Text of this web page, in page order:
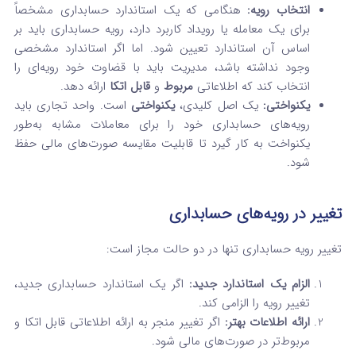
انتخاب رویه: هنگامی که یک استاندارد حسابداری مشخصاً
برای یک معامله یا رویداد کاربرد دارد، رویه حسابداری باید بر
اساس آن استاندارد تعیین شود. اما اگر استاندارد مشخصی
وجود نداشته باشد، مدیریت باید با قضاوت خود رویه‌ای را
انتخاب کند که اطلاعاتی مربوط و قابل اتکا ارائه دهد.
یکنواختی: یک اصل کلیدی،یکنواختی است. واحد تجاری باید
رویه‌های حسابداری خود را برای معاملات مشابه به‌طور
یکنواخت به کار گیرد تا قابلیت مقایسه صورت‌های مالی حفظ
شود.
تغییر در رویه‌های حسابداری
تغییر رویه حسابداری تنها در دو حالت مجاز است:
الزام یک استاندارد جدید: اگر یک استاندارد حسابداری جدید،
تغییر رویه را الزامی کند.
ارائه اطلاعات بهتر: اگر تغییر منجر به ارائه اطلاعاتی قابل اتکا و
مربوط‌تر در صورت‌های مالی شود.